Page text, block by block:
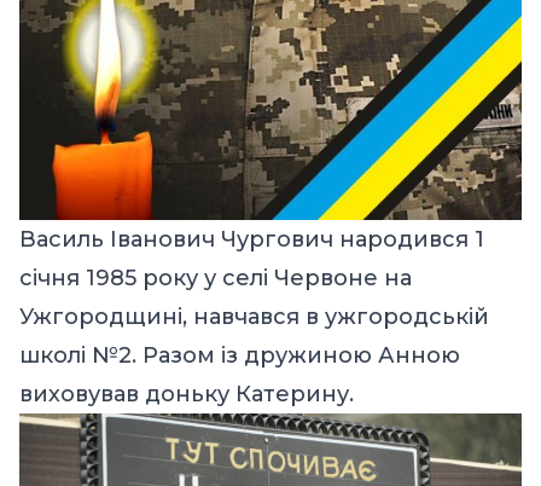
Василь Іванович Чургович народився 1
січня 1985 року у селі Червоне на
Ужгородщині, навчався в ужгородській
школі №2. Разом із дружиною Анною
виховував доньку Катерину.